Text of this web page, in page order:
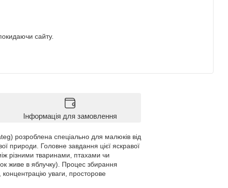
сайту.
Інформація для замовлення
розроблена спеціально для малюків від
природи. Головне завдання цієї яскравої
різними тваринами, птахами чи
живе в яблучку). Процес збирання
уваги, просторове